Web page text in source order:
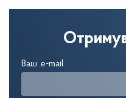
Ваш e-mail